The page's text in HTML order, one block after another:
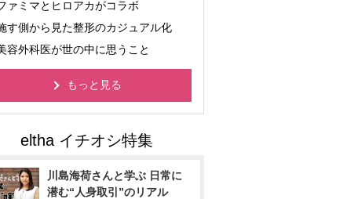
ァミマとヒロアカがコラボ
す側から見た整形のカジュアル化
容外科医が世の中に思うこと
もっと見る
川島海荷さんと学ぶ 日常に
潜む“人身取引”のリアル